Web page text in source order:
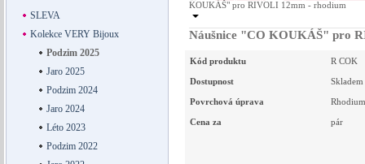
SLEVA
Kolekce VERY Bijoux
Podzim 2025
Jaro 2025
Podzim 2024
Jaro 2024
Léto 2023
Podzim 2022
KOUKÁŠ" pro RIVOLI 12mm - rhodium
Náušnice "CO KOUKÁŠ" pro
Kód produktu R COK
Dostupnost Skladem
Povrchová úprava Rhodium
Cena za pár